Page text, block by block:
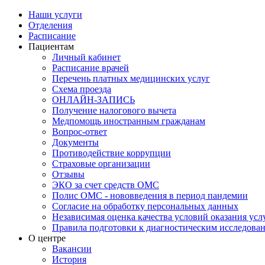
Наши услуги
Отделения
Расписание
Пациентам
Личный кабинет
Расписание врачей
Перечень платных медицинских услуг
Схема проезда
ОНЛАЙН-ЗАПИСЬ
Получение налогового вычета
Медпомощь иностранным гражданам
Вопрос-ответ
Документы
Противодействие коррупции
Страховые организации
Отзывы
ЭКО за счет средств ОМС
Полис ОМС - нововведения в период пандемии
Согласие на обработку персональных данных
Независимая оценка качества условий оказания
Правила подготовки к диагностическим
О центре
Вакансии
История